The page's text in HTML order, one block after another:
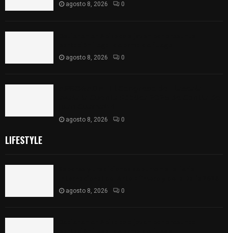
agosto 8, 2026 0
agosto 8, 2026 0
agosto 8, 2026 0
LIFESTYLE
agosto 8, 2026 0